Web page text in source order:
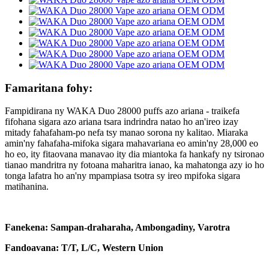
Famaritana fohy:
Fampidirana ny WAKA Duo 28000 puffs azo ariana - traikefa
fifohana sigara azo ariana tsara indrindra natao ho an'ireo izay
mitady fahafaham-po nefa tsy manao sorona ny kalitao. Miaraka
amin'ny fahafaha-mifoka sigara mahavariana eo amin'ny 28,000 eo
ho eo, ity fitaovana manavao ity dia miantoka fa hankafy ny tsironao
tianao mandritra ny fotoana maharitra ianao, ka mahatonga azy io ho
tonga lafatra ho an'ny mpampiasa tsotra sy ireo mpifoka sigara
matihanina.
Fanekena: Sampan-draharaha, Ambongadiny, Varotra
Fandoavana: T/T, L/C, Western Union